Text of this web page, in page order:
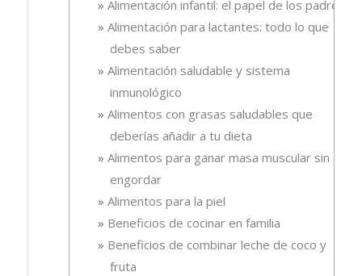
Alimentación infantil: el papel de los padres
Alimentación para lactantes: todo lo que
debes saber
Alimentación saludable y sistema
inmunológico
Alimentos con grasas saludables que
deberías añadir a tu dieta
Alimentos para ganar masa muscular sin
engordar
Alimentos para la piel
Beneficios de cocinar en familia
Beneficios de combinar leche de coco y
fruta